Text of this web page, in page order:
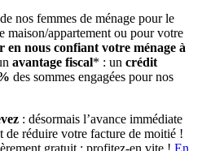
nos femmes de ménage pour le
maison/appartement ou pour votre
en nous confiant votre ménage à
avantage fiscal* : un crédit
des sommes engagées pour nos
: désormais l’avance immédiate
de réduire votre facture de moitié !